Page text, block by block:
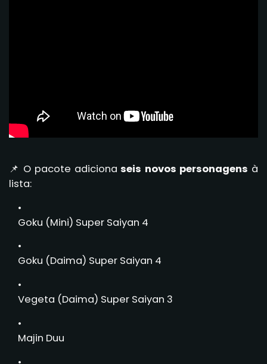
📌 O pacote adicionaseis novos personagens à
lista:
Goku (Mini) Super Saiyan 4
Goku (Daima) Super Saiyan 4
Vegeta (Daima) Super Saiyan 3
Majin Duu